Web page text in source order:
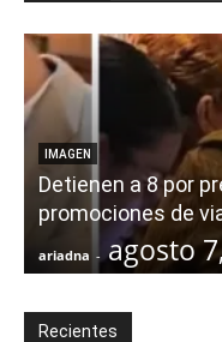
IMAGEN
Detienen a 8 por
promociones de
ariadna - agosto
Recientes